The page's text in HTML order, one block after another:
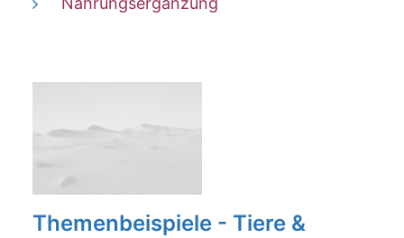
Themenbeispiele - Tiere &